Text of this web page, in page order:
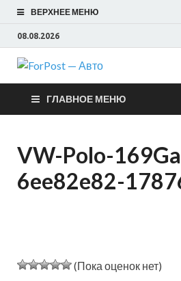
ВЕРХНЕЕ МЕНЮ
08.08.2026
Авто
ГЛАВНОЕ МЕНЮ
VW-Polo-
6ee82e82-
(Пока оценок нет)